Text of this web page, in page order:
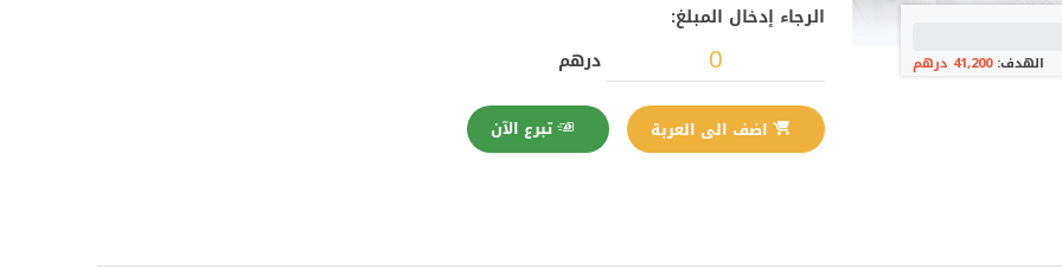
الهدف:41,200 درهم
الرجاء إدخال المبلغ:
درهم
تبرع الآن